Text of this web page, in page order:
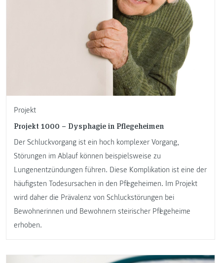
Projekt
Projekt 1000 – Dysphagie in Pflegeheimen
Der Schluckvorgang ist ein hoch komplexer Vorgang,
Störungen im Ablauf können beispielsweise zu
Lungenentzündungen führen. Diese Komplikation ist eine der
häufigsten Todesursachen in den Pflegeheimen. Im Projekt
wird daher die Prävalenz von Schluckstörungen bei
Bewohnerinnen und Bewohnern steirischer Pflegeheime
erhoben.